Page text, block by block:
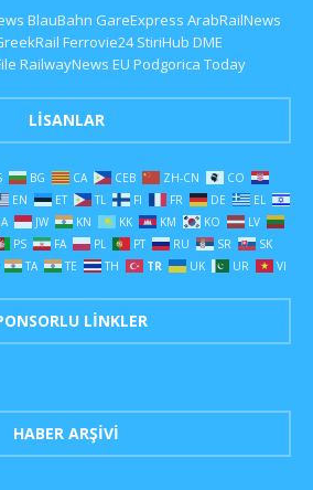
BlauBahn GareExpress ArabRailNews
Ferrovie24 StiriHub DME
RailwayNews EU Podgorica Today
LISANLAR
BG CA CEB ZH-CN
CO
EN ET TL FI FR DE
EL
JA JW KN KK KM KO
LV
PS FA PL PT RU SR
SK
TA TE TH TR UK UR VI
LINKLER
HABER ARŞIVI